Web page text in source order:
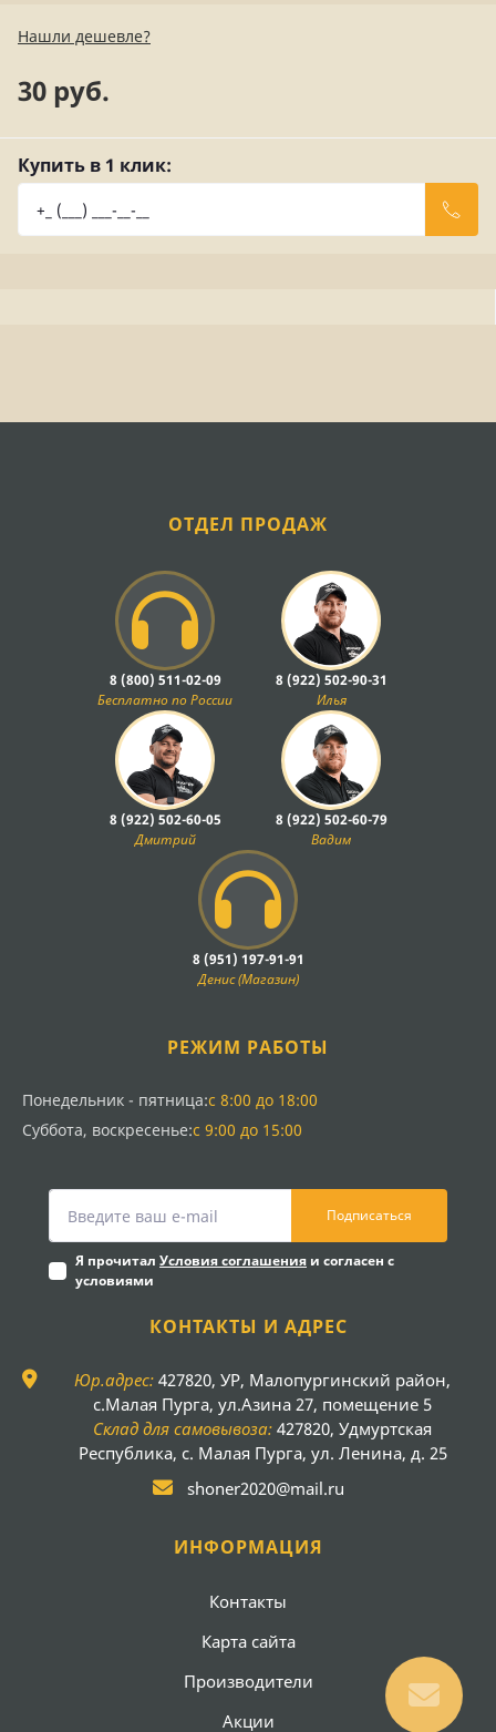
Нашли дешевле?
30 руб.
Купить в 1 клик:
ОТДЕЛ ПРОДАЖ
8 (800) 511-02-09
Бесплатно по России
8 (922) 502-90-31
Илья
8 (922) 502-60-05
Дмитрий
8 (922) 502-60-79
Вадим
8 (951) 197-91-91
Денис (Магазин)
РЕЖИМ РАБОТЫ
Понедельник - пятница:с 8:00 до 18:00
Суббота, воскресенье:с 9:00 до 15:00
Подписаться
Я прочитал Условия соглашения и согласен с
условиями
КОНТАКТЫ И АДРЕС
Юр.адрес: 427820, УР, Малопургинский район,
с.Малая Пурга, ул.Азина 27, помещение 5
Склад для самовывоза: 427820, Удмуртская
Республика, с. Малая Пурга, ул. Ленина, д. 25
shoner2020@mail.ru
ИНФОРМАЦИЯ
Контакты
Карта сайта
Производители
Акции